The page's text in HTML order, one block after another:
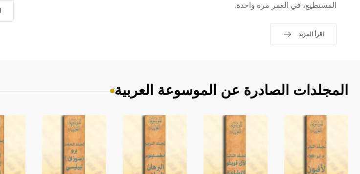
المستطيع، في العمر مرة واحدة.
اقرأ المزيد
المجلدات الصادرة عن الموسوعة العربية